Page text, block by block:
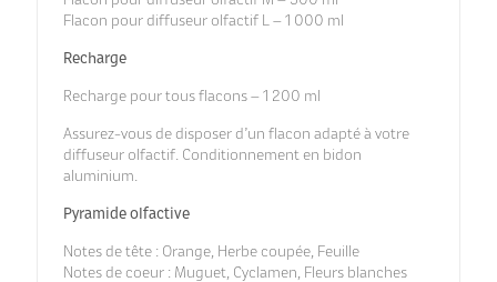
Flacon pour diffuseur olfactif L – 1 000 ml
Recharge
Recharge pour tous flacons – 1 200 ml
Assurez-vous de disposer d’un flacon adapté à votre
diffuseur olfactif. Conditionnement en bidon
aluminium.
Pyramide olfactive
Notes de tête : Orange, Herbe coupée, Feuille
Notes de coeur : Muguet, Cyclamen, Fleurs blanches